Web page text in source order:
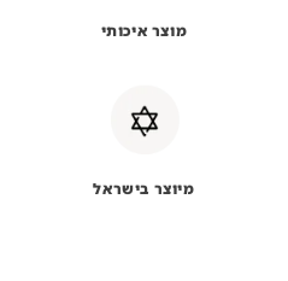
מוצר איכותי
מיוצר בישראל